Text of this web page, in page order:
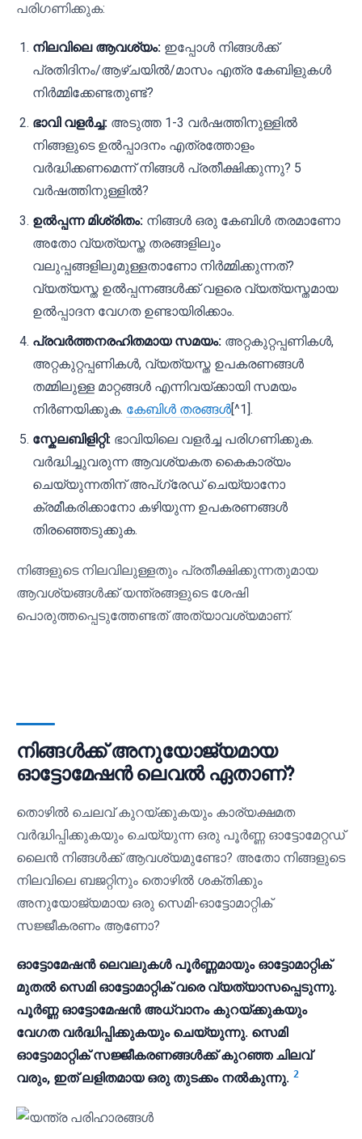
പരിഗണിക്കുക:
നിലവിലെ ആവശ്യം: ഇപ്പോൾ നിങ്ങൾക്ക്
പ്രതിദിനം/ആഴ്ചയിൽ/മാസം എത്ര കേബിളുകൾ
നിർമ്മിക്കേണ്ടതുണ്ട്?
ഭാവി വളർച്ച: അടുത്ത 1-3 വർഷത്തിനുള്ളിൽ
നിങ്ങളുടെ ഉൽപ്പാദനം എത്രത്തോളം
വർദ്ധിക്കണമെന്ന് നിങ്ങൾ പ്രതീക്ഷിക്കുന്നു? 5
വർഷത്തിനുള്ളിൽ?
ഉൽപ്പന്ന മിശ്രിതം: നിങ്ങൾ ഒരു കേബിൾ തരമാണോ
അതോ വ്യത്യസ്ത തരങ്ങളിലും
വലുപ്പങ്ങളിലുമുള്ളതാണോ നിർമ്മിക്കുന്നത്?
വ്യത്യസ്ത ഉൽപ്പന്നങ്ങൾക്ക് വളരെ വ്യത്യസ്തമായ
ഉൽപ്പാദന വേഗത ഉണ്ടായിരിക്കാം.
പ്രവർത്തനരഹിതമായ സമയം: അറ്റകുറ്റപ്പണികൾ,
അറ്റകുറ്റപ്പണികൾ, വ്യത്യസ്ത ഉപകരണങ്ങൾ
തമ്മിലുള്ള മാറ്റങ്ങൾ എന്നിവയ്ക്കായി സമയം
നിർണയിക്കുക. കേബിൾ തരങ്ങൾ [^1].
സ്കേലബിളിറ്റി: ഭാവിയിലെ വളർച്ച പരിഗണിക്കുക.
വർദ്ധിച്ചുവരുന്ന ആവശ്യകത കൈകാര്യം
ചെയ്യുന്നതിന് അപ്‌ഗ്രേഡ് ചെയ്യാനോ
ക്രമീകരിക്കാനോ കഴിയുന്ന ഉപകരണങ്ങൾ
തിരഞ്ഞെടുക്കുക.
നിങ്ങളുടെ നിലവിലുള്ളതും പ്രതീക്ഷിക്കുന്നതുമായ
ആവശ്യങ്ങൾക്ക് യന്ത്രങ്ങളുടെ ശേഷി
പൊരുത്തപ്പെടുത്തേണ്ടത് അത്യാവശ്യമാണ്.
നിങ്ങൾക്ക് അനുയോജ്യമായ
ഓട്ടോമേഷൻ ലെവൽ ഏതാണ്?
തൊഴിൽ ചെലവ് കുറയ്ക്കുകയും കാര്യക്ഷമത
വർദ്ധിപ്പിക്കുകയും ചെയ്യുന്ന ഒരു പൂർണ്ണ ഓട്ടോമേറ്റഡ്
ലൈൻ നിങ്ങൾക്ക് ആവശ്യമുണ്ടോ? അതോ നിങ്ങളുടെ
നിലവിലെ ബജറ്റിനും തൊഴിൽ ശക്തിക്കും
അനുയോജ്യമായ ഒരു സെമി-ഓട്ടോമാറ്റിക്
സജ്ജീകരണം ആണോ?
ഓട്ടോമേഷൻ ലെവലുകൾ പൂർണ്ണമായും ഓട്ടോമാറ്റിക്
മുതൽ സെമി ഓട്ടോമാറ്റിക് വരെ വ്യത്യാസപ്പെടുന്നു.
പൂർണ്ണ ഓട്ടോമേഷൻ അധ്വാനം കുറയ്ക്കുകയും
വേഗത വർദ്ധിപ്പിക്കുകയും ചെയ്യുന്നു. സെമി
ഓട്ടോമാറ്റിക് സജ്ജീകരണങ്ങൾക്ക് കുറഞ്ഞ ചിലവ്
വരും, ഇത് ലളിതമായ ഒരു തുടക്കം നൽകുന്നു. 2